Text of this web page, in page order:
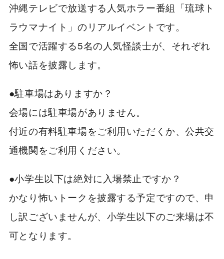
沖縄テレビで放送する人気ホラー番組「琉球ト
ラウマナイト」のリアルイベントです。
全国で活躍する5名の人気怪談士が、それぞれ
怖い話を披露します。
●駐車場はありますか？
会場には駐車場がありません。
付近の有料駐車場をご利用いただくか、公共交
通機関をご利用ください。
●小学生以下は絶対に入場禁止ですか？
かなり怖いトークを披露する予定ですので、申
し訳ございませんが、小学生以下のご来場は不
可となります。